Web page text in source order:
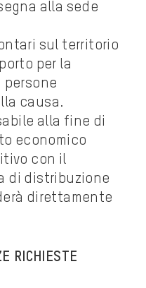
alla sede
sul territorio
per la
persone
causa.
alla fine di
economico
con il
di distribuzione
direttamente
RICHIESTE